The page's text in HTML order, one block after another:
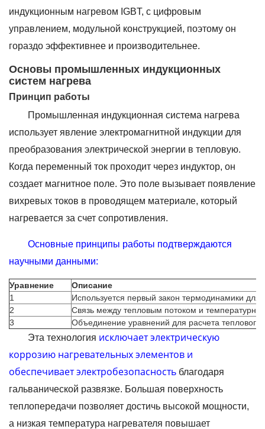
индукционным нагревом IGBT, с цифровым
управлением, модульной конструкцией, поэтому он
гораздо эффективнее и производительнее.
Основы промышленных индукционных
систем нагрева
Принцип работы
Промышленная индукционная система нагрева
использует явление электромагнитной индукции для
преобразования электрической энергии в тепловую.
Когда переменный ток проходит через индуктор, он
создает магнитное поле. Это поле вызывает появление
вихревых токов в проводящем материале, который
нагревается за счет сопротивления.
Основные принципы работы подтверждаются
научными данными:
Уравнение
Описание
1
Используется первый закон термодинамики для
2
Связь между тепловым потоком и
3
Объединение уравнений для расчета
Эта технология исключает электрическую
коррозию нагревательных элементов и
обеспечивает электробезопасность благодаря
гальванической развязке. Большая поверхность
теплопередачи позволяет достичь высокой мощности,
а низкая температура нагревателя повышает